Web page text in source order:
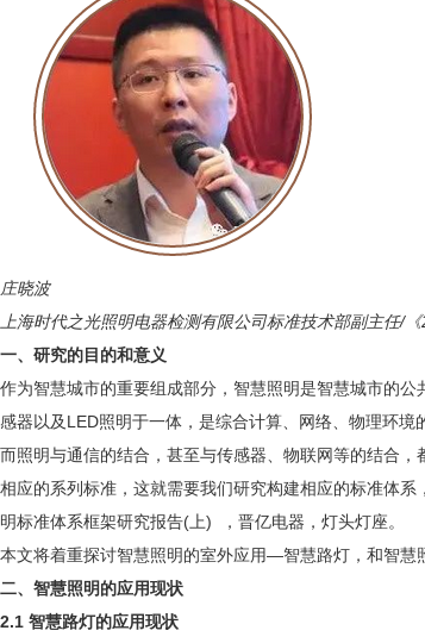
庄晓波
上海时代之光照明电器检测有限公司标准技术部副主任/
一、研究的目的和意义
作为智慧城市的重要组成部分，智慧照明是智慧城市的
感器以及LED照明于一体，是综合计算、网络、物理环境
而照明与通信的结合，甚至与传感器、物联网等的结合
相应的系列标准，这就需要我们研究构建相应的标准体
明标准体系框架研究报告(上) ，晋亿电器，灯头灯座。
本文将着重探讨智慧照明的室外应用—智慧路灯，和智慧
二、智慧照明的应用现状
2.1 智慧路灯的应用现状